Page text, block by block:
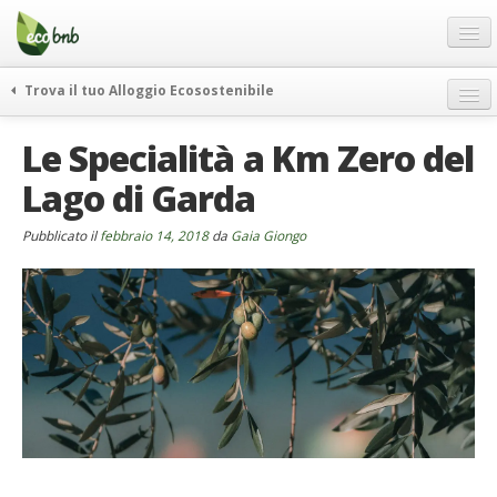
Menu
Salta
contenuto
Offerte Speciali
Regali
FAQ
Chi Siamo
Partner
Contatti
Italiano
German
English
Trova il tuo Alloggio Ecosostenibile
itinerari
curiosità
vivere e viaggiare verde
ecohotel
rassegna stampa
Le Specialità a Km Zero del
Lago di Garda
Pubblicato ilfebbraio 14, 2018da Gaia Giongo